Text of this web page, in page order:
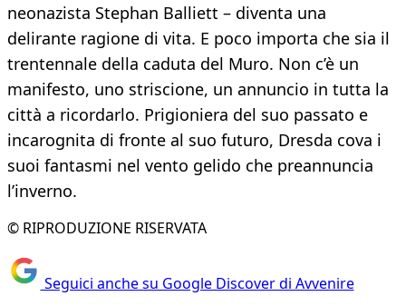
neonazista Stephan Balliett – diventa una
delirante ragione di vita. E poco importa che sia il
trentennale della caduta del Muro. Non c’è un
manifesto, uno striscione, un annuncio in tutta la
città a ricordarlo. Prigioniera del suo passato e
incarognita di fronte al suo futuro, Dresda cova i
suoi fantasmi nel vento gelido che preannuncia
l’inverno.
© RIPRODUZIONE RISERVATA
Seguici anche su Google Discover di Avvenire